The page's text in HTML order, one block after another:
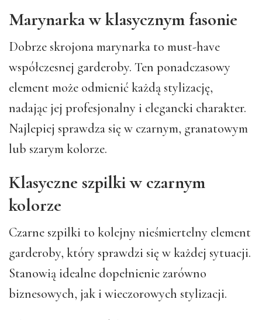
Marynarka w klasycznym fasonie
Dobrze skrojona marynarka to must-have
współczesnej garderoby. Ten ponadczasowy
element może odmienić każdą stylizację,
nadając jej profesjonalny i elegancki charakter.
Najlepiej sprawdza się w czarnym, granatowym
lub szarym kolorze.
Klasyczne szpilki w czarnym
kolorze
Czarne szpilki to kolejny nieśmiertelny element
garderoby, który sprawdzi się w każdej sytuacji.
Stanowią idealne dopełnienie zarówno
biznesowych, jak i wieczorowych stylizacji.